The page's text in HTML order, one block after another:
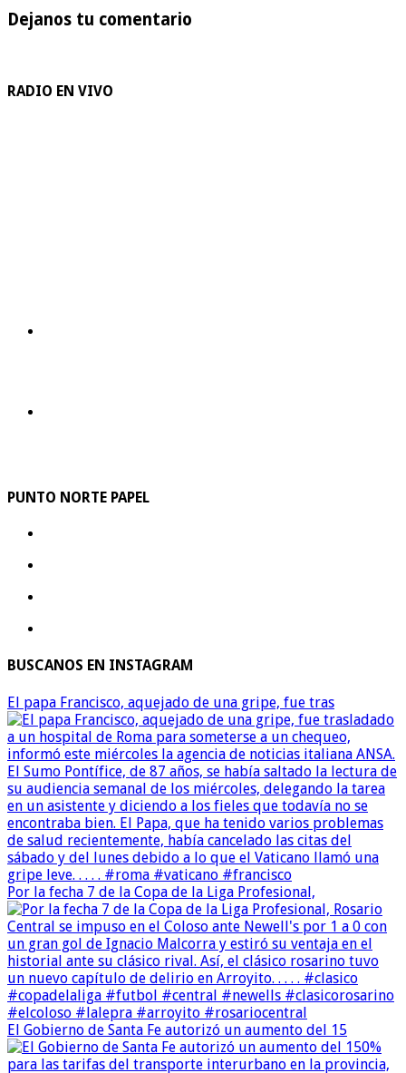
Dejanos tu comentario
RADIO EN VIVO
PUNTO NORTE PAPEL
BUSCANOS EN INSTAGRAM
El papa Francisco, aquejado de una gripe, fue tras
Por la fecha 7 de la Copa de la Liga Profesional,
El Gobierno de Santa Fe autorizó un aumento del 15